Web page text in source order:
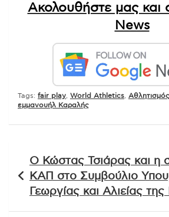
Ακολουθήστε μας και
News
Tags: fair play World Athletics Αθλητισμός
εμμανουήλ Καραλής
άρθρων
Ο Κώστας Τσιάρας και η
ΚΑΠ στο Συμβούλιο
Γεωργίας και Αλιείας της